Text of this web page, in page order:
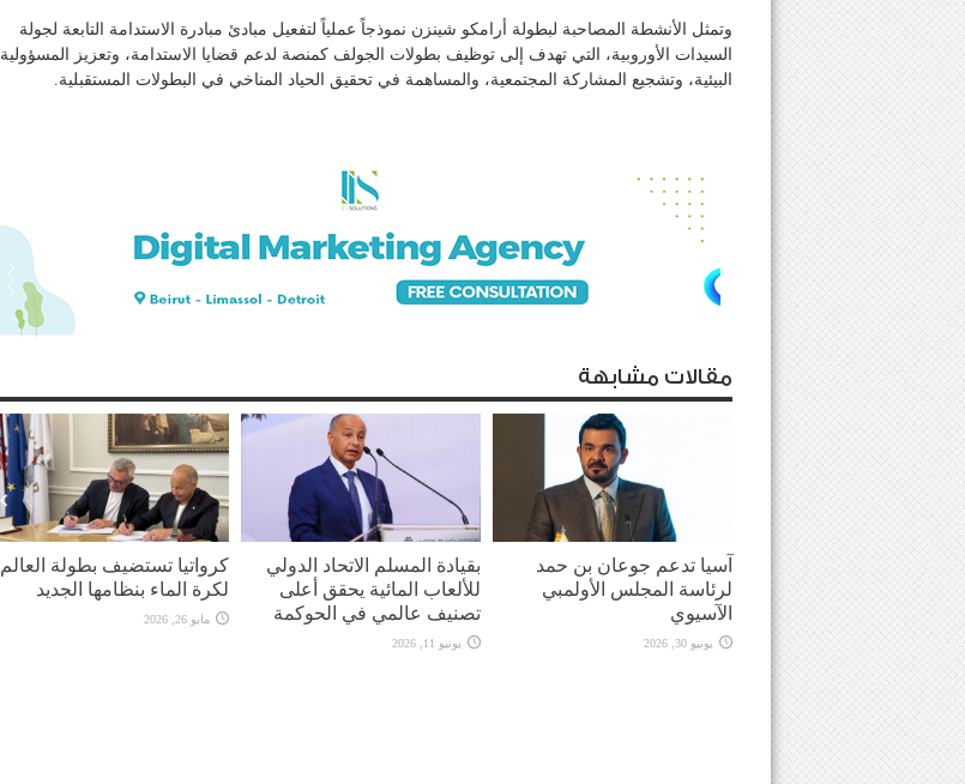
وتمثل الأنشطة المصاحبة لبطولة أرامكو شينزن نموذجاً عملياً لتفعيل مبادئ مبادرة الاستدامة التابعة لجولة
السيدات الأوروبية، التي تهدف إلى توظيف بطولات الجولف كمنصة لدعم قضايا الاستدامة، وتعزيز المسؤولية
البيئية، وتشجيع المشاركة المجتمعية، والمساهمة في تحقيق الحياد المناخي في البطولات المستقبلية.
مقالات مشابهة
آسيا تدعم جوعان بن حمد
لرئاسة المجلس الأولمبي
الآسيوي
يونيو 30, 2026
بقيادة المسلم الاتحاد الدولي
للألعاب المائية يحقق أعلى
تصنيف عالمي في الحوكمة
يونيو 11, 2026
كرواتيا تستضيف بطولة العالم
لكرة الماء بنظامها الجديد
مايو 26, 2026